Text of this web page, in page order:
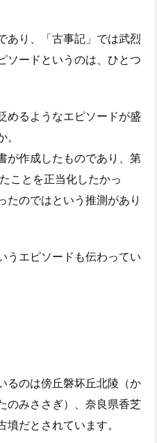
あり、「古事記」では武烈
ソードというのは、ひとつ
めるようなエピソードが盛
が作成したものであり、第
ことを正当化したかっ
たのではという推測があり
うエピソードも伝わってい
るのは傍丘磐坏丘北陵（か
のみささぎ）、奈良県香芝
だとされています。